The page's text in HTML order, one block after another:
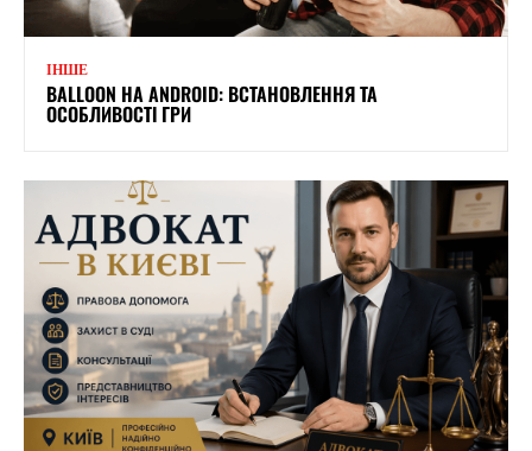
ІНШЕ
BALLOON НА ANDROID: ВСТАНОВЛЕННЯ ТА
ОСОБЛИВОСТІ ГРИ